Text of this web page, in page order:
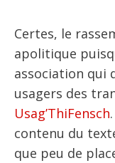
Certes, le
apolitique
association qui
usagers des
Usag’ThiFensch
contenu du
que peu de